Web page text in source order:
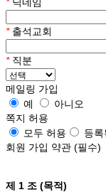
*출석교회
*직분
메일링 가입
예
아니오
쪽지 허용
모두 허용
등
회원 가입 약관 (필수)
제 1 조 (목적)